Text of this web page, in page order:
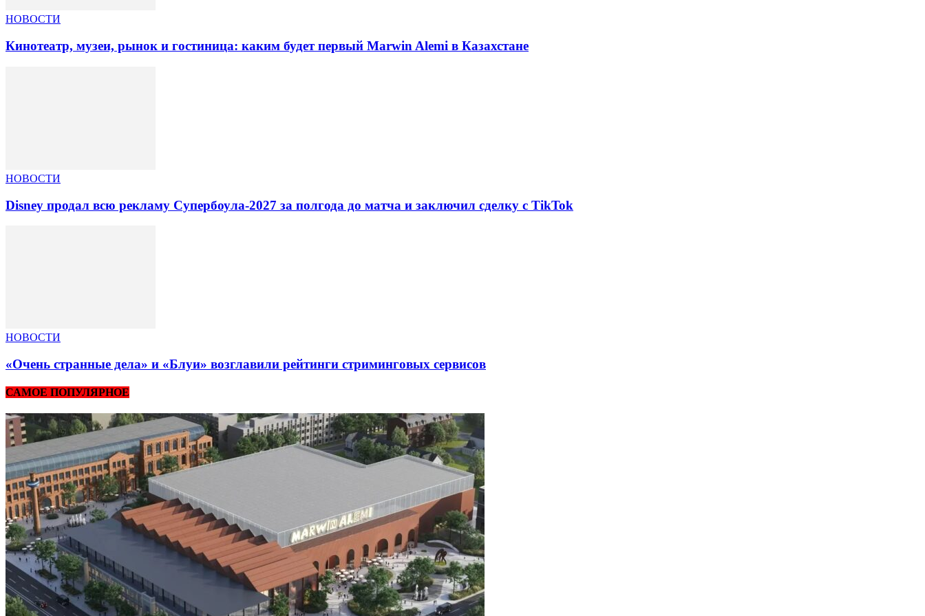
НОВОСТИ
Кинотеатр, музеи, рынок и гостиница: каким будет первый Marwin Alemi в Казахстане
НОВОСТИ
Disney продал всю рекламу Супербоула-2027 за полгода до матча и заключил сделку с TikTok
НОВОСТИ
«Очень странные дела» и «Блуи» возглавили рейтинги стриминговых сервисов
САМОЕ ПОПУЛЯРНОЕ